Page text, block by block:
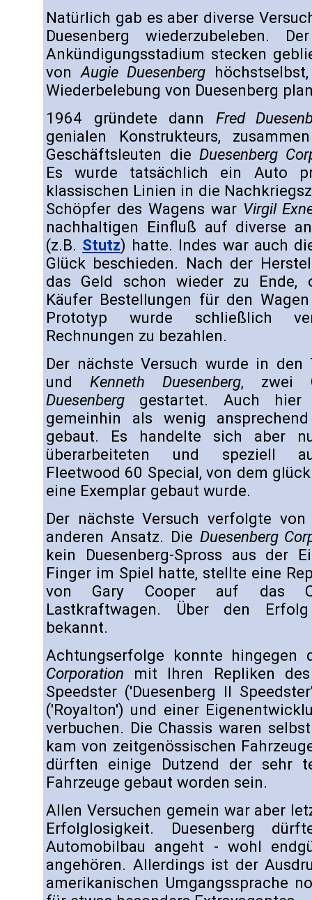
Natürlich gab es aber diverse
Duesenberg wiederzubeleben.
Ankündigungsstadium stecken
vonAugie Duesenberg
Wiederbelebung von Duesenberg
1964 gründete dann Fred
genialen Konstrukteurs,
Geschäftsleuten dieDuesenberg
Es wurde tatsächlich ein Auto
klassischen Linien in die
Schöpfer des Wagens war Virgil
nachhaltigen Einfluß auf diverse
(z.B. Stutz) hatte. Indes war auch
Glück beschieden. Nach der
das Geld schon wieder zu Ende,
Käufer Bestellungen für den
Prototyp wurde schließlich
Rechnungen zu bezahlen.
Der nächste Versuch wurde in
undKenneth Duesenberg, zwei
Duesenberg gestartet. Auch hier
gemeinhin als wenig
gebaut. Es handelte sich aber
überarbeiteten und speziell
Fleetwood 60 Special, von dem
eine Exemplar gebaut wurde.
Der nächste Versuch verfolgte
anderen Ansatz. Die Duesenberg
kein Duesenberg-Spross aus der
Finger im Spiel hatte, stellte eine
von Gary Cooper auf das
Lastkraftwagen. Über den
bekannt.
Achtungserfolge konnte hingegen
Corporation mit Ihren Repliken des
Speedster ('Duesenberg II
('Royalton') und einer
verbuchen. Die Chassis waren
kam von zeitgenössischen
dürften einige Dutzend der sehr
Fahrzeuge gebaut worden sein.
Allen Versuchen gemein war aber
Erfolglosigkeit. Duesenberg
Automobilbau angeht - wohl
angehören. Allerdings ist der
amerikanischen Umgangssprache